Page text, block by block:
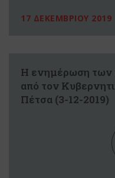
17 ΔΕΚΕΜΒΡΙΟΥ 2019
Η ενημέρωση των
από τον
Πέτσα (3-12-2019)